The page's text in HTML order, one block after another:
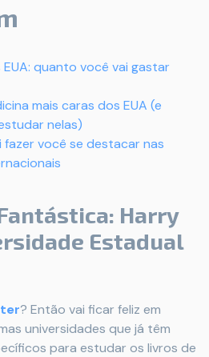
quanto você vai gastar
mais caras dos EUA (e
nelas)
fazer você se destacar nas
Harry
Estadual
? Então vai ficar feliz em
universidades que já têm
para estudar os livros de